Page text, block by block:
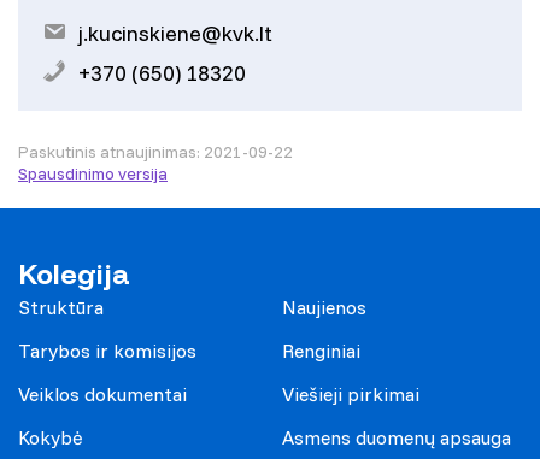
j.kucinskiene@kvk.lt
+370 (650) 18320
Paskutinis atnaujinimas: 2021-09-22
Spausdinimo versija
Kolegija
Struktūra
Tarybos ir komisijos
Veiklos dokumentai
Kokybė
Naujienos
Renginiai
Viešieji pirkimai
Asmens duomenų apsauga